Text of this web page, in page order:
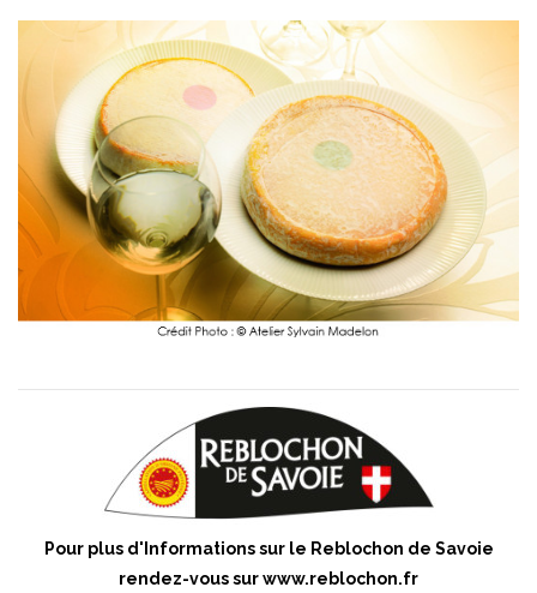
Pour plus d'Informations sur le Reblochon de Savoie
rendez-vous surwww.reblochon.fr